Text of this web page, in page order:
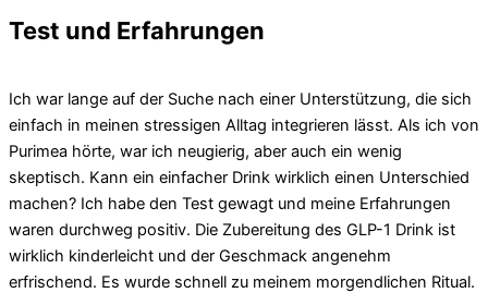
Test und Erfahrungen
Ich war lange auf der Suche nach einer Unterstützung, die sich
einfach in meinen stressigen Alltag integrieren lässt. Als ich von
Purimea hörte, war ich neugierig, aber auch ein wenig
skeptisch. Kann ein einfacher Drink wirklich einen Unterschied
machen? Ich habe den Test gewagt und meine Erfahrungen
waren durchweg positiv. Die Zubereitung des GLP-1 Drink ist
wirklich kinderleicht und der Geschmack angenehm
erfrischend. Es wurde schnell zu meinem morgendlichen Ritual.